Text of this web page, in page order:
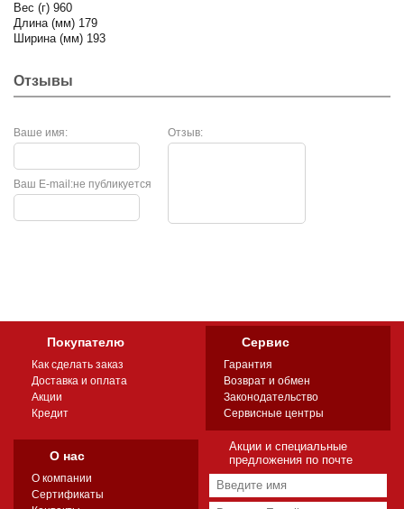
Вес (г) 960
Длина (мм) 179
Ширина (мм) 193
Отзывы
Ваше имя: Отзыв:
не публикуется
Ваш E-mail:
Покупателю
Как сделать заказ
Доставка и оплата
Акции
Кредит
Сервис
Гарантия
Возврат и обмен
Законодательство
Сервисные центры
О нас
О компании
Сертификаты
Акции и специальные
предложения по почте